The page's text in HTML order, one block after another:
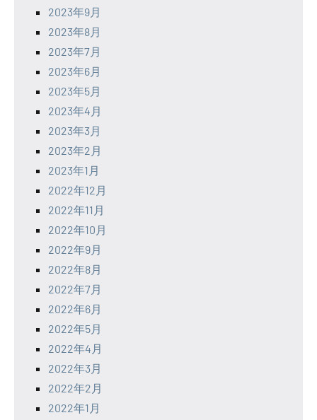
2023年9月
2023年8月
2023年7月
2023年6月
2023年5月
2023年4月
2023年3月
2023年2月
2023年1月
2022年12月
2022年11月
2022年10月
2022年9月
2022年8月
2022年7月
2022年6月
2022年5月
2022年4月
2022年3月
2022年2月
2022年1月